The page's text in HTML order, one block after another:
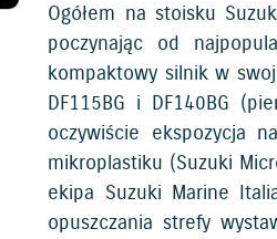
Ogółem na stoisku
poczynając od
kompaktowy silnik w
DF115BG i DF140BG
oczywiście ekspozycja
mikroplastiku (Suzuki
ekipa Suzuki Marine
opuszczania strefy